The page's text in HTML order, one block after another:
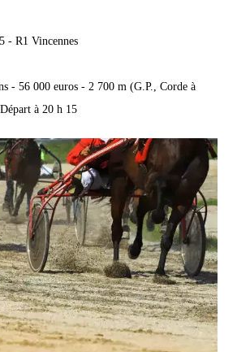
- R1 Vincennes
- 56 000 euros - 2 700 m (G.P., Corde à
à 20 h 15